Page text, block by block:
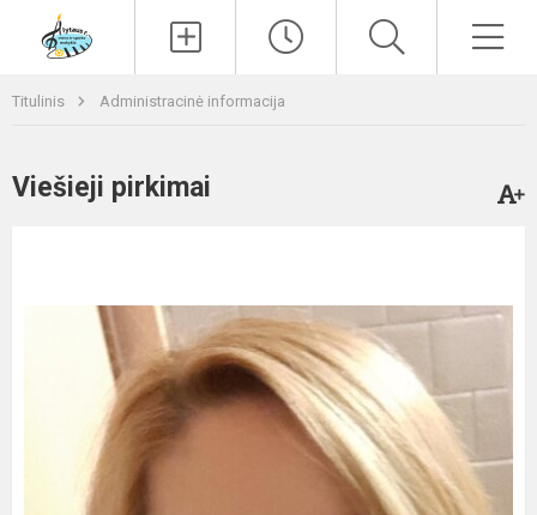
Titulinis Administracinė informacija
Viešieji pirkimai